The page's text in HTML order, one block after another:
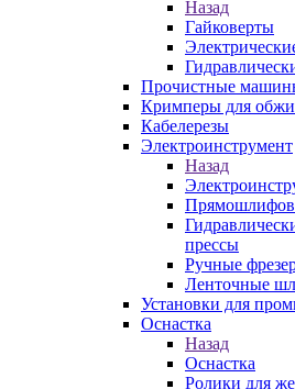
Назад
Гайковерты
Прочистные
Кримперы для
Кабелерезы
Электроинструмент
Назад
прессы
Ручные
Ленточные
Установки для
Оснастка
Назад
Оснастка
Ролики для